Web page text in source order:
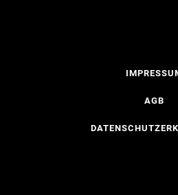
AGB